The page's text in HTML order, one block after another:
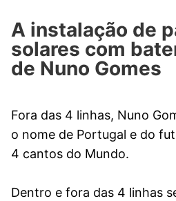
A instalação de
solares com
de Nuno Gomes
Fora das 4 linhas, Nuno
o nome de Portugal e do
4 cantos do Mundo.
Dentro e fora das 4 linhas